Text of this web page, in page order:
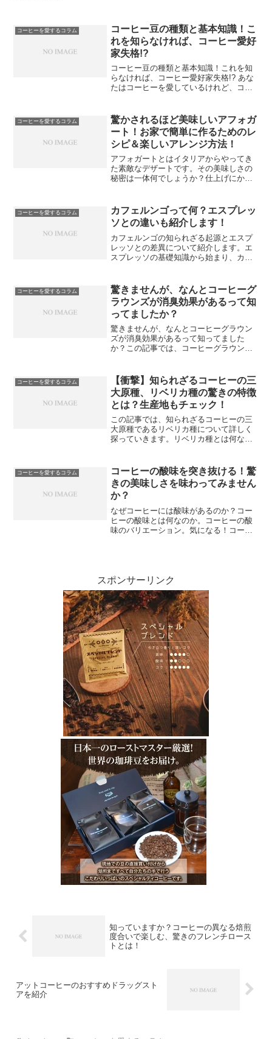
コーヒーを愛するコラム
コーヒー豆の種類と基本知識！こ
れを知らなければ、コーヒー愛好
家失格!?
コーヒー豆の種類と基本知識！これを知
らなければ、コーヒー愛好家失格!? あな
たはコーヒーを愛しているけれど、コー
事を読むことであなたの知識が一気に広
がるでしょう。記事で...
コーヒーを愛するコラム
驚かされるほど美味しいアフォガ
ート！お家で簡単に作るためのレ
シピ＆楽しいアレンジ方法！
アフォガートとはイタリアからやってき
た素敵なデザートです。その美味しさの
秘密は一体何でしょうか？仕上げにかけ
らに楽しめるでしょう。エスプレッソが
一番の相棒！コーヒーアフ...
コーヒーを愛するコラム
カフェルンゴって何？エスプレッ
ソとの違いも紹介します！
カフェルンゴの知られざる起源とエスプ
レッソとの差異について紹介します。エ
スプレッソの基礎知識から始まり、カフ
いてもご紹介。さらに、自宅でも楽しめ
るカフェルンゴの作り方や...
コーヒーを愛するコラム
驚きませんが、なんとコーヒーグ
ラウンズが消臭効果があるって知
ってましたか？
驚きませんが、なんとコーヒーグラウン
ズが消臭効果があるって知ってました
か？この記事では、コーヒーグラウンド
グラウンドの再利用方法や意外な活用法
もご紹介します。コーヒーグ...
コーヒーを愛するコラム
【衝撃】知られざるコーヒーの三
大原種、リベリカ種の驚きの特徴
とは？生産地もチェック！
この記事では、知られざるコーヒーの三
大原種であるリベリカ種について詳しく
探っていきます。リベリカ種とは何なの
また、リベリカ種の主な生産地であるフ
ィリピンとマレーシアにつ...
コーヒーを愛するコラム
コーヒーの酸味を突き抜ける！驚
きの美味しさを味わってみません
か？
なぜコーヒーには酸味があるのか？コー
ヒーの酸味とは何なのか。コーヒーの酸
味のバリエーション。気になる！コーヒ
スポンサーリンク
知っていますか？コーヒーの異なる焙煎
度合いで楽しむ、驚きのフレンチロース
トとは！
アットコーヒーのおすすめドラッグスト
アを紹介